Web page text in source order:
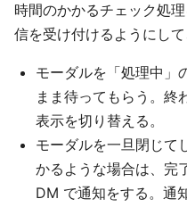
時間のかかるチェック処
信を受け付けるようにして
モーダルを「処理中」
まま待ってもらう。終
表示を切り替える。
モーダルを一旦閉じて
かるような場合は、完
DM で通知をする。通